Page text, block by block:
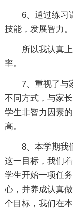
6、通过练习课
技能，发展智力。
所以我认真上
率。
7、重视了与家
不同方式，与家
学生非智力因素
高。
8、本学期我们
这一目标，我们
学生开始一项任
心，并养成认真
个目标，我们在